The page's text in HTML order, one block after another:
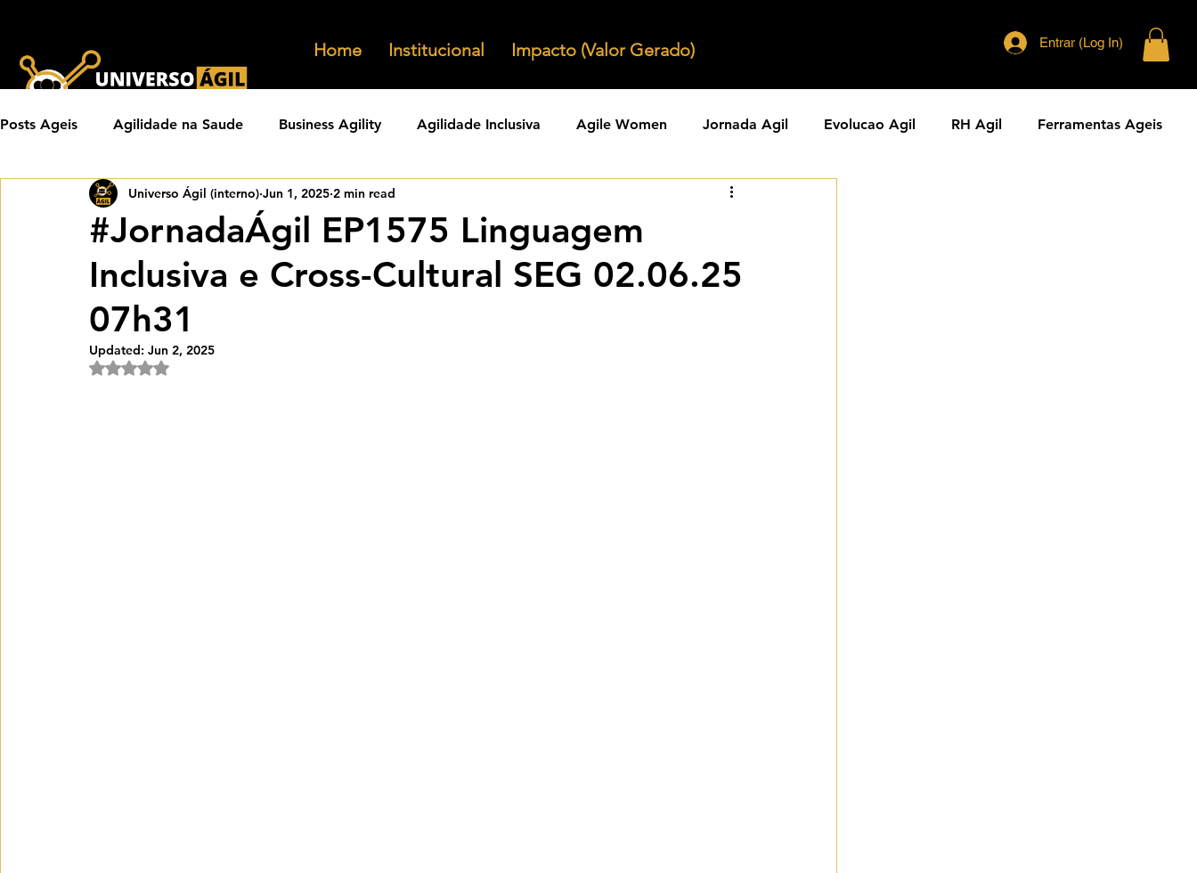
Home Institucional Impacto (Valor Gerado) Entrar (Log In)
Posts Ageis Agilidade na Saude Business Agility Agilidade Inclusiva Agile Women Jornada Agil Evolucao Agil RH Agil Ferramentas Ageis
Carreiras Ageis Agilidade em Produtos Organizacoes Ageis Jornal Agil
Eventos Ageis Agilidade Em Escala Learning Agility Comunidades Ageis Gestao Agil
#JornadaÁgil EP1575 Linguagem
Inclusiva e Cross-Cultural SEG 02.06.25
07h31
Universo Ágil (interno) Jun 1, 2025 2 min read
Updated: Jun 2, 2025
Rated NaN out of 5 stars.